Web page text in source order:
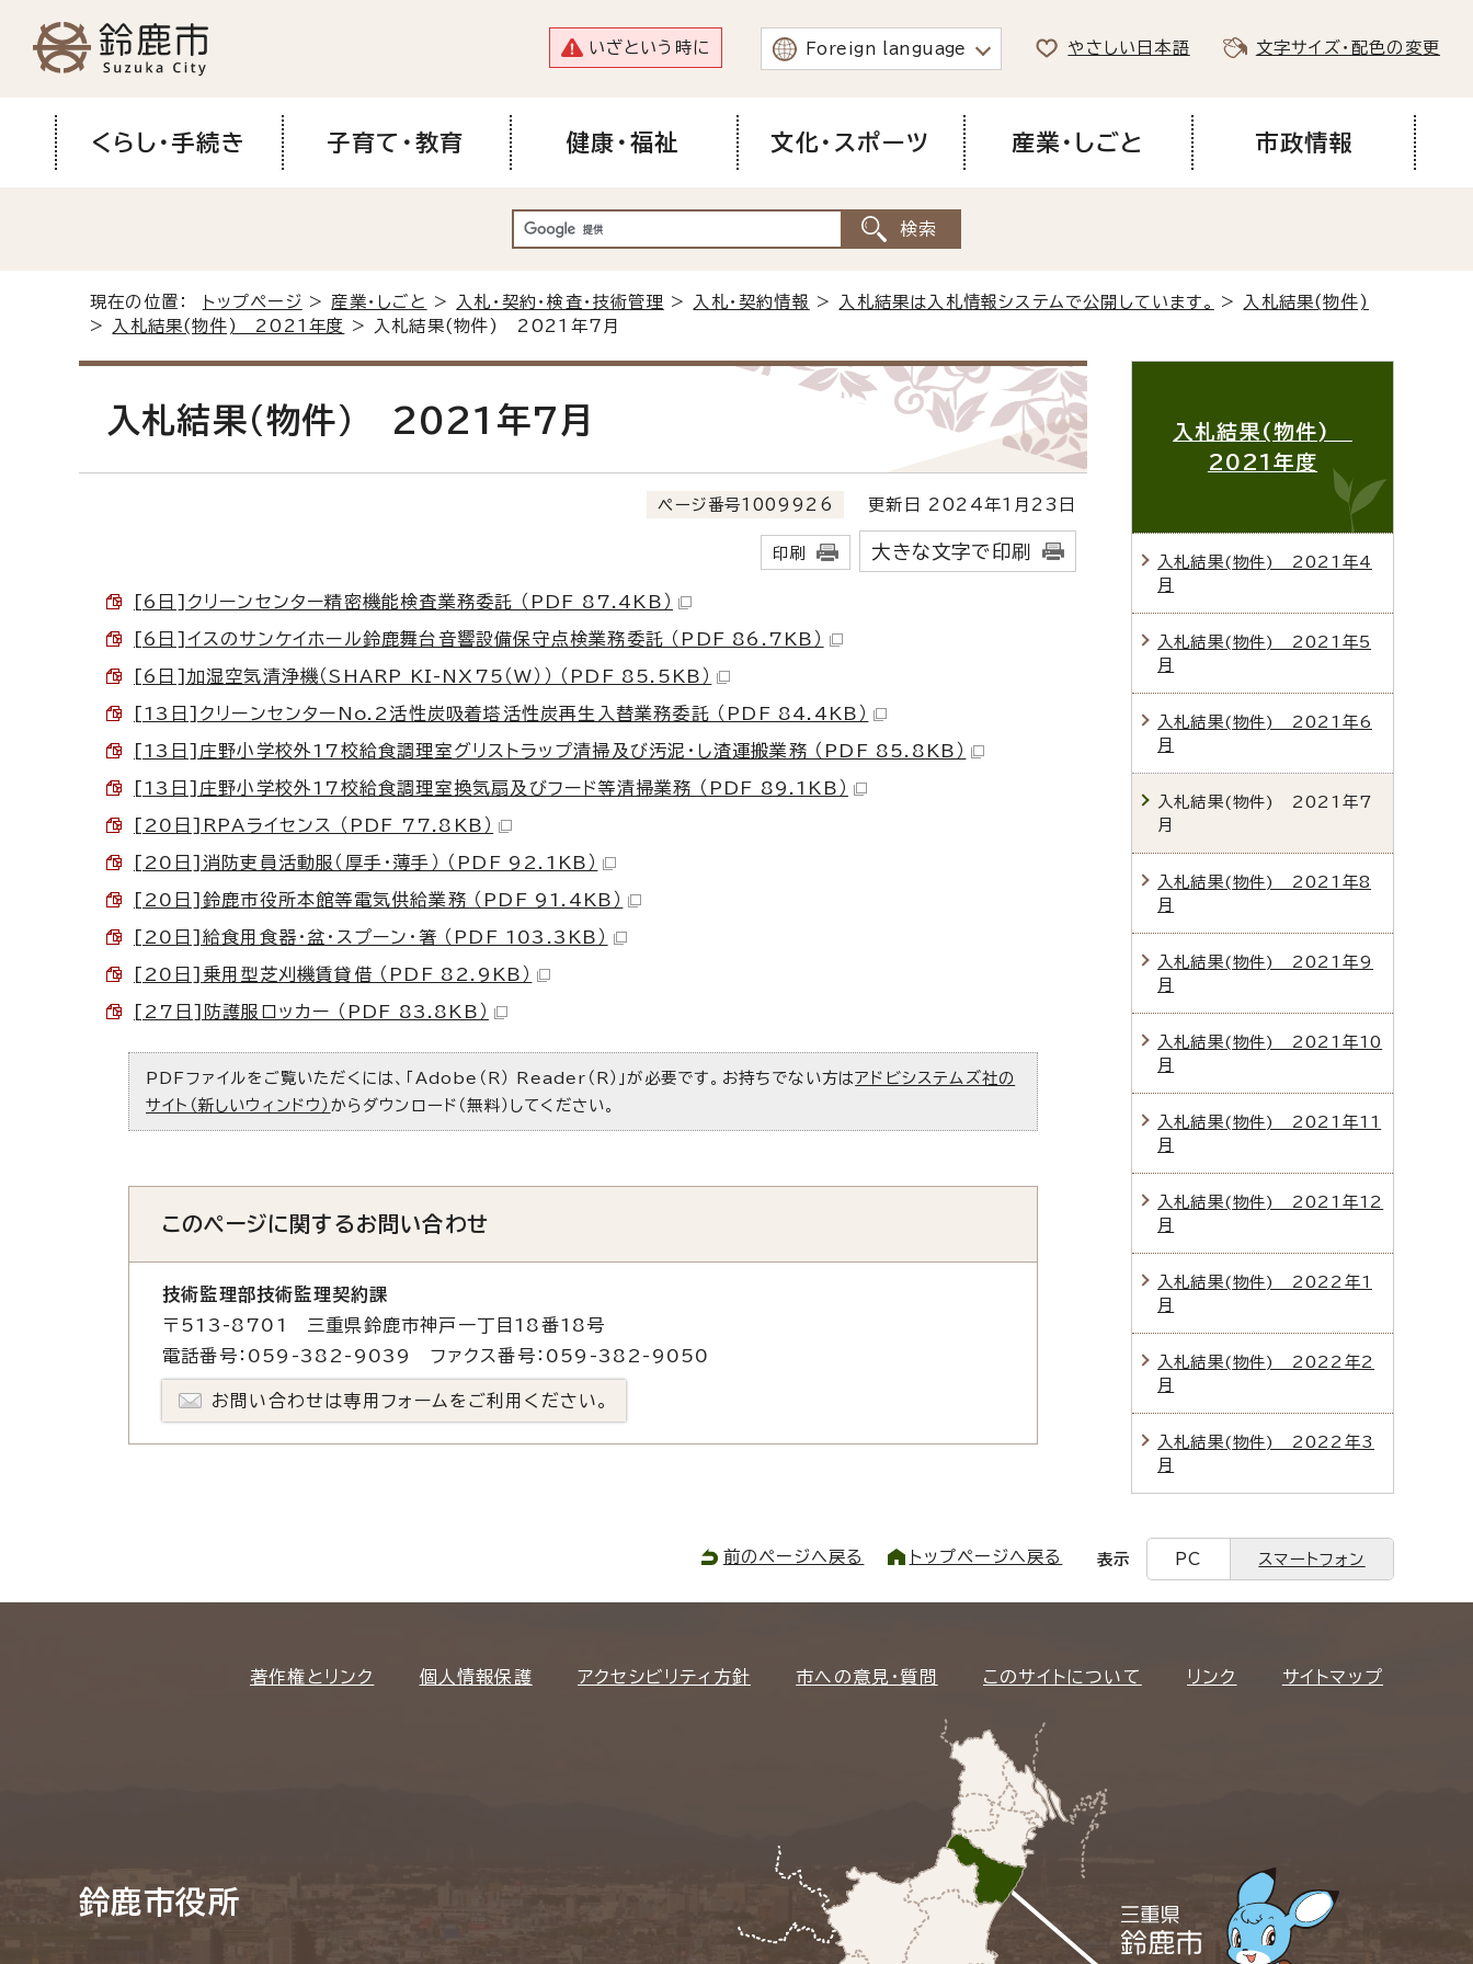
いざという時に Foreign language やさしい日本語 文字サイズ・配色の変更
くらし・手続き 子育て・教育 健康・福祉 文化・スポーツ 産業・しごと 市政情報
現在の位置： トップページ > 産業・しごと > 入札・契約・検査・技術管理 > 入札・契約情報 > 入札結果は入札情報システムで公開しています。 >
入札結果(物件)
>
入札結果(物件) 2021年度 > 入札結果(物件) 2021年7月
入札結果(物件) 2021年7月
ページ番号1009926 更新日 2024年1月23日
印刷 大きな文字で印刷
[6日]クリーンセンター精密機能検査業務委託 （PDF 87.4KB）
[6日]イスのサンケイホール鈴鹿舞台音響設備保守点検業務委託 （PDF 86.7KB）
[6日]加湿空気清浄機（SHARP KI-NX75（W）） （PDF 85.5KB）
[13日]クリーンセンターNo.2活性炭吸着塔活性炭再生入替業務委託 （PDF 84.4KB）
[13日]庄野小学校外17校給食調理室グリストラップ清掃及び汚泥・し渣運搬業務 （PDF 85.8KB）
[13日]庄野小学校外17校給食調理室換気扇及びフード等清掃業務 （PDF 89.1KB）
[20日]RPAライセンス （PDF 77.8KB）
[20日]消防吏員活動服（厚手・薄手） （PDF 92.1KB）
[20日]鈴鹿市役所本館等電気供給業務 （PDF 91.4KB）
[20日]給食用食器・盆・スプーン・箸 （PDF 103.3KB）
[20日]乗用型芝刈機賃貸借 （PDF 82.9KB）
[27日]防護服ロッカー （PDF 83.8KB）
PDFファイルをご覧いただくには、「Adobe（R） Reader（R）」が必要です。お持ちでない方はアドビシステムズ社の
サイト（新しいウィンドウ） からダウンロード（無料）してください。
このページに関するお問い合わせ
技術監理部技術監理契約課
〒513-8701 三重県鈴鹿市神戸一丁目18番18号
電話番号：059-382-9039 ファクス番号：059-382-9050
お問い合わせは専用フォームをご利用ください。
入札結果(物件)
2021年度
入札結果(物件) 2021年4
月
入札結果(物件) 2021年5
月
入札結果(物件) 2021年6
月
入札結果(物件) 2021年7
月
入札結果(物件) 2021年8
月
入札結果(物件) 2021年9
月
入札結果(物件) 2021年10
月
入札結果(物件) 2021年11
月
入札結果(物件) 2021年12
月
入札結果(物件) 2022年1
月
入札結果(物件) 2022年2
月
入札結果(物件) 2022年3
月
前のページへ戻る トップページへ戻る 表示 PC スマートフォン
著作権とリンク 個人情報保護 アクセシビリティ方針 市への意見・質問 このサイトについて リンク サイトマップ
鈴鹿市役所